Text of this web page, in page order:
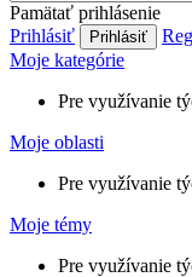
Pamätať prihlásenie
Prihlásiť
Moje kategórie
Pre využívanie
Moje oblasti
Pre využívanie
Moje témy
Pre využívanie